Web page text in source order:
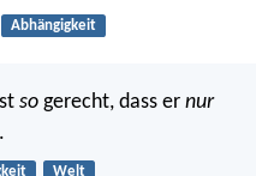
Abhängigkeit
so gerecht, dass er nur
Welt